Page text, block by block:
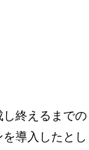
終えるまでの
導入したとし